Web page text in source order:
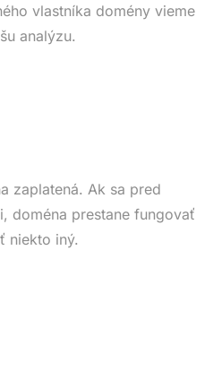
vlastníka domény vieme
analýzu.
zaplatená. Ak sa pred
doména prestane fungovať
niekto iný.